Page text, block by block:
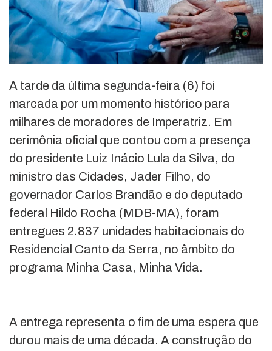
A tarde da última segunda-feira (6) foi
marcada por um momento histórico para
milhares de moradores de Imperatriz. Em
cerimônia oficial que contou com a presença
do presidente Luiz Inácio Lula da Silva, do
ministro das Cidades, Jader Filho, do
governador Carlos Brandão e do deputado
federal Hildo Rocha (MDB-MA), foram
entregues 2.837 unidades habitacionais do
Residencial Canto da Serra, no âmbito do
programa Minha Casa, Minha Vida.
A entrega representa o fim de uma espera que
durou mais de uma década. A construção do